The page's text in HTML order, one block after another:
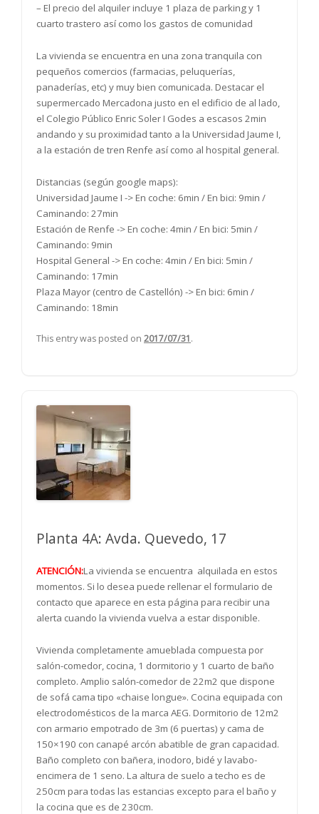
– El precio del alquiler incluye 1 plaza de parking y 1
cuarto trastero así como los gastos de comunidad
La vivienda se encuentra en una zona tranquila con
pequeños comercios (farmacias, peluquerías,
panaderías, etc) y muy bien comunicada. Destacar el
supermercado Mercadona justo en el edificio de al lado,
el Colegio Público Enric Soler I Godes a escasos 2min
andando y su proximidad tanto a la Universidad Jaume I,
a la estación de tren Renfe así como al hospital general.
Distancias (según google maps):
Universidad Jaume I -> En coche: 6min / En bici: 9min /
Caminando: 27min
Estación de Renfe -> En coche: 4min / En bici: 5min /
Caminando: 9min
Hospital General -> En coche: 4min / En bici: 5min /
Caminando: 17min
Plaza Mayor (centro de Castellón) -> En bici: 6min /
Caminando: 18min
This entry was posted on 2017/07/31.
Planta 4A: Avda. Quevedo, 17
ATENCIÓN:La vivienda se encuentra alquilada en estos
momentos. Si lo desea puede rellenar el formulario de
contacto que aparece en esta página para recibir una
alerta cuando la vivienda vuelva a estar disponible.
Vivienda completamente amueblada compuesta por
salón-comedor, cocina, 1 dormitorio y 1 cuarto de baño
completo. Amplio salón-comedor de 22m2 que dispone
de sofá cama tipo «chaise longue». Cocina equipada con
electrodomésticos de la marca AEG. Dormitorio de 12m2
con armario empotrado de 3m (6 puertas) y cama de
150×190 con canapé arcón abatible de gran capacidad.
Baño completo con bañera, inodoro, bidé y lavabo-
encimera de 1 seno. La altura de suelo a techo es de
250cm para todas las estancias excepto para el baño y
la cocina que es de 230cm.